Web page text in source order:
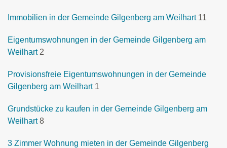
Immobilien in der Gemeinde Gilgenberg am Weilhart 11
Eigentumswohnungen in der Gemeinde Gilgenberg am
Weilhart 2
Provisionsfreie Eigentumswohnungen in der Gemeinde
Gilgenberg am Weilhart 1
Grundstücke zu kaufen in der Gemeinde Gilgenberg am
Weilhart 8
3 Zimmer Wohnung mieten in der Gemeinde Gilgenberg